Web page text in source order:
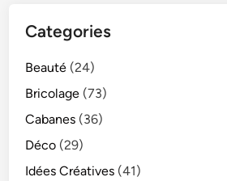
Categories
Beauté (24)
Bricolage (73)
Cabanes (36)
Déco (29)
Idées Créatives (41)